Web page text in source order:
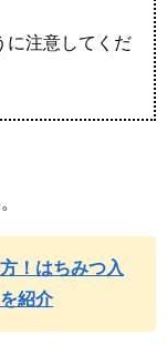
に注意してくだ
！はちみつ入
紹介